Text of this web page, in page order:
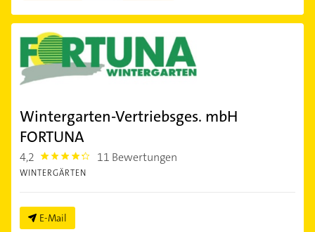
Wintergarten-Vertriebsges. mbH
FORTUNA
4,2 4.2000003 11 Bewertungen
WINTERGÄRTEN
E-Mail